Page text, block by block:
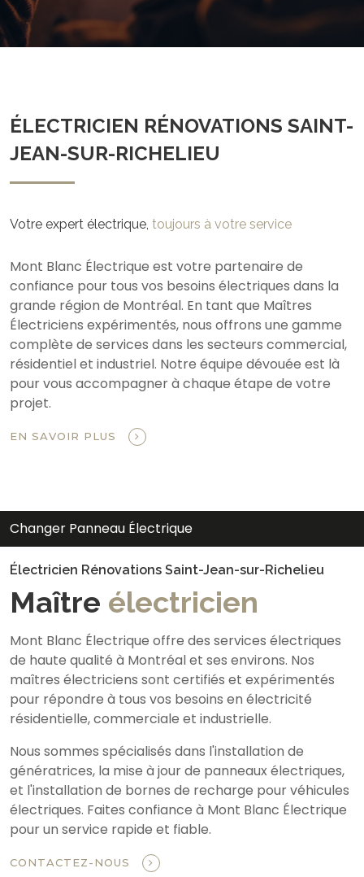
ÉLECTRICIEN RÉNOVATIONS SAINT-
JEAN-SUR-RICHELIEU
Votre expert électrique, toujours à votre service
Mont Blanc Électrique est votre partenaire de
confiance pour tous vos besoins électriques dans la
grande région de Montréal. En tant que Maîtres
Électriciens expérimentés, nous offrons une gamme
complète de services dans les secteurs commercial,
résidentiel et industriel. Notre équipe dévouée est là
pour vous accompagner à chaque étape de votre
projet.
EN SAVOIR PLUS
Changer Panneau Électrique
Électricien Rénovations Saint-Jean-sur-Richelieu
Maître électricien
Mont Blanc Électrique offre des services électriques
de haute qualité à Montréal et ses environs. Nos
maîtres électriciens sont certifiés et expérimentés
pour répondre à tous vos besoins en électricité
résidentielle, commerciale et industrielle.
Nous sommes spécialisés dans l'installation de
génératrices, la mise à jour de panneaux électriques,
et l'installation de bornes de recharge pour véhicules
électriques. Faites confiance à Mont Blanc Électrique
pour un service rapide et fiable.
CONTACTEZ-NOUS